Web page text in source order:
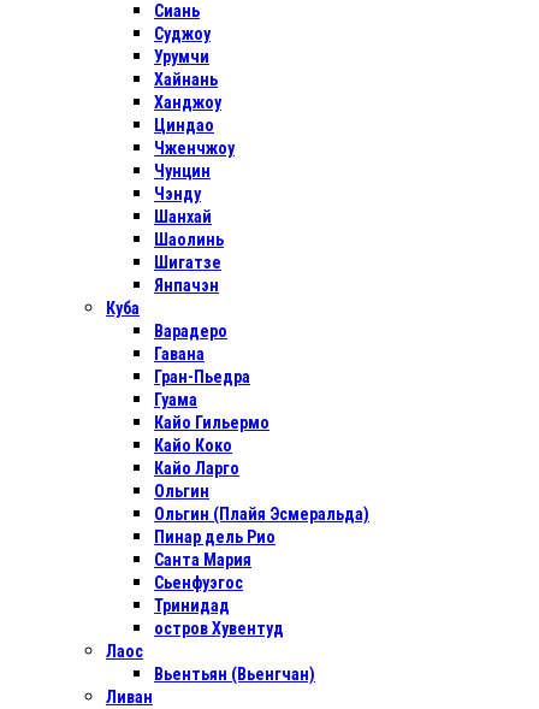
Сиань
Суджоу
Урумчи
Хайнань
Ханджоу
Циндао
Чженчжоу
Чунцин
Чэнду
Шанхай
Шаолинь
Шигатзе
Янпачэн
Куба
Варадеро
Гавана
Гран-Пьедра
Гуама
Кайо Гильермо
Кайо Коко
Кайо Ларго
Ольгин
Ольгин (Плайя Эсмеральда)
Пинар дель Рио
Санта Мария
Сьенфуэгос
Тринидад
остров Хувентуд
Лаос
Вьентьян (Вьенгчан)
Ливан